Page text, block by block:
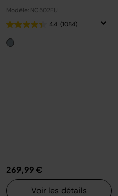
Modèle: NC502EU
4.4 (1084)
269,99 €
Voir les détails